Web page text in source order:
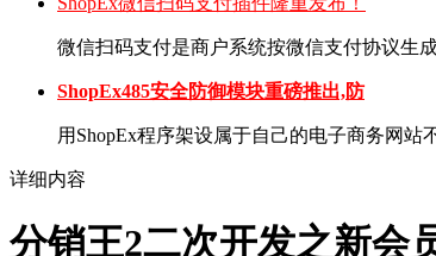
微信扫码支付是商户系统按微信支付协议生
ShopEx485安全防御模块重磅推出,防
用ShopEx程序架设属于自己的电子商务网站
详细内容
分销王2二次开发之新会